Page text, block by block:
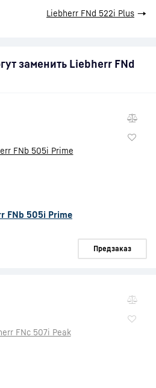
Liebherr FNd 522i Plus →
заменить Liebherr FNd
FNb 505i Prime
Предзаказ